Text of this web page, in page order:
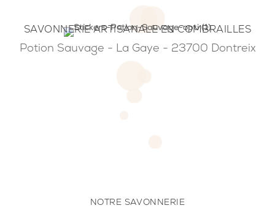
NOTRE SAVONNERIE
SAVONNERIE ARTISANALE EN COMBRAILLES
Potion Sauvage - La Gaye - 23700 Dontreix